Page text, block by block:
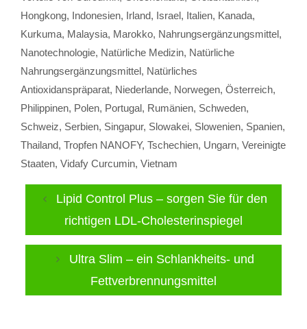
Hongkong, Indonesien, Irland, Israel, Italien, Kanada,
Kurkuma, Malaysia, Marokko, Nahrungsergänzungsmittel,
Nanotechnologie, Natürliche Medizin, Natürliche
Nahrungsergänzungsmittel, Natürliches
Antioxidanspräparat, Niederlande, Norwegen, Österreich,
Philippinen, Polen, Portugal, Rumänien, Schweden,
Schweiz, Serbien, Singapur, Slowakei, Slowenien, Spanien,
Thailand, Tropfen NANOFY, Tschechien, Ungarn, Vereinigte
Staaten, Vidafy Curcumin, Vietnam
Lipid Control Plus – sorgen Sie für den
richtigen LDL-Cholesterinspiegel
Ultra Slim – ein Schlankheits- und
Fettverbrennungsmittel